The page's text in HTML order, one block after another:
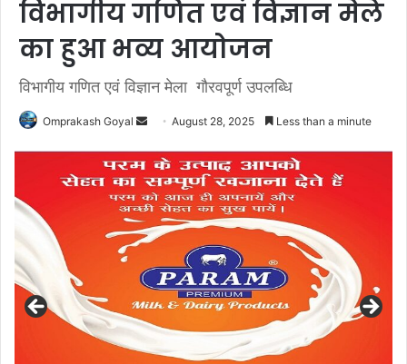
विभागीय गणित एवं विज्ञान मेले
का हुआ भव्य आयोजन
विभागीय गणित एवं विज्ञान मेला गौरवपूर्ण उपलब्धि
Omprakash Goyal
Send
email
August 28, 2025 Less than a minute